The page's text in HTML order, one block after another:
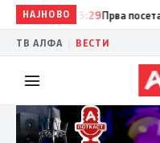
НАЈНОВО
15:29 Прва посета на
ТВ АЛФА ВЕСТИ